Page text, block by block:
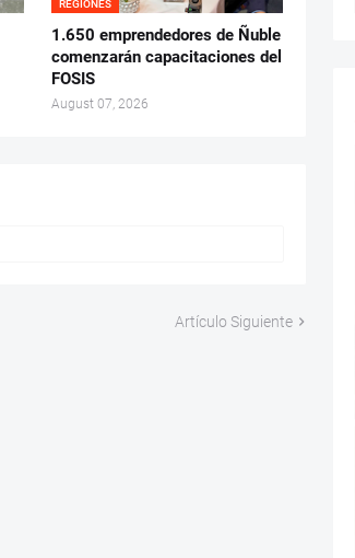
REGIONES
1.650 emprendedores de Ñuble
comenzarán capacitaciones del
FOSIS
August 07, 2026
Artículo Siguiente